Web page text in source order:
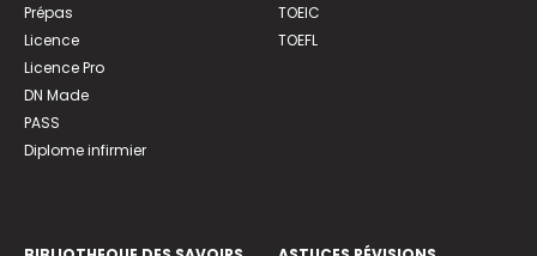
Prépas
Licence
Licence Pro
DN Made
PASS
Diplome infirmier
TOEIC
TOEFL